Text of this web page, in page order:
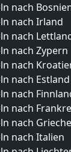
nach
nach Irland
nach
nach Zypern
nach
nach Estland
nach
nach
nach
nach Italien